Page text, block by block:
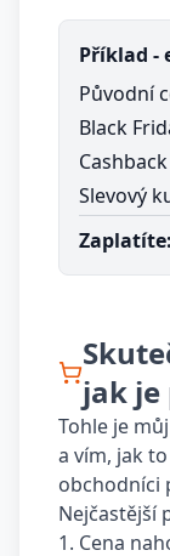
Příklad -
Původní
Black
Slevový
jak je
Tohle je
a vím, jak
obchodníci
Nejčastější
1. Cena